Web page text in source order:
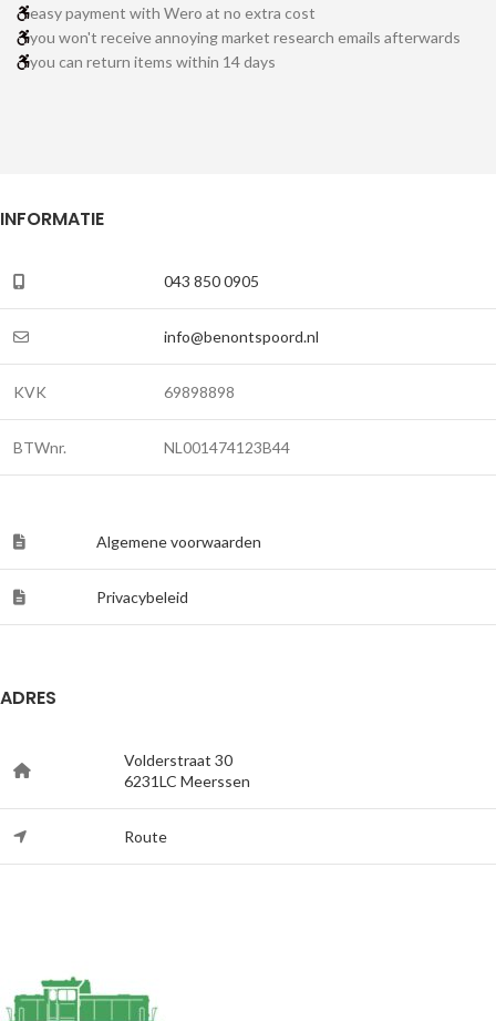
easy payment with Wero at no extra cost
you won't receive annoying market research emails afterwards
you can return items within 14 days
INFORMATIE
043 850 0905
info@benontspoord.nl
KVK 69898898
BTWnr. NL001474123B44
Algemene voorwaarden
Privacybeleid
ADRES
Volderstraat 30
6231LC Meerssen
Route